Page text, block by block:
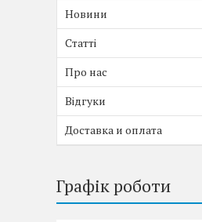
Новини
Статті
Про нас
Відгуки
Доставка и оплата
Графік роботи